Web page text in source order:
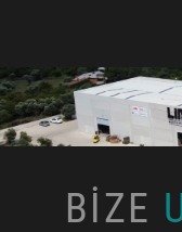
BİZE